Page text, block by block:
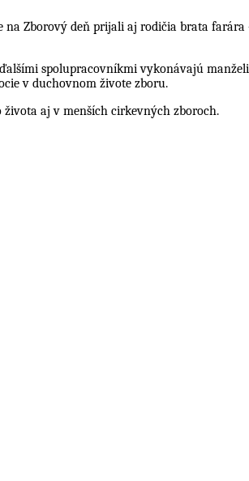
na Zborový deň prijali aj rodičia brata farára
spolupracovníkmi vykonávajú
v duchovnom živote zboru.
aj v menších cirkevných zboroch.